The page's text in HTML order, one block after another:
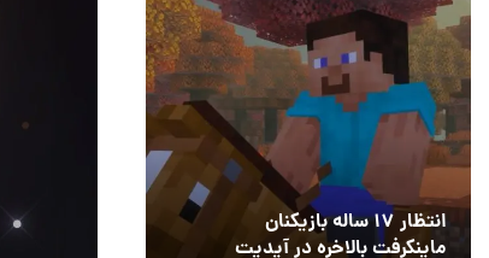
انتظار ۱۷ ساله بازیکنان
ماینکرفت بالاخره در آپدیت